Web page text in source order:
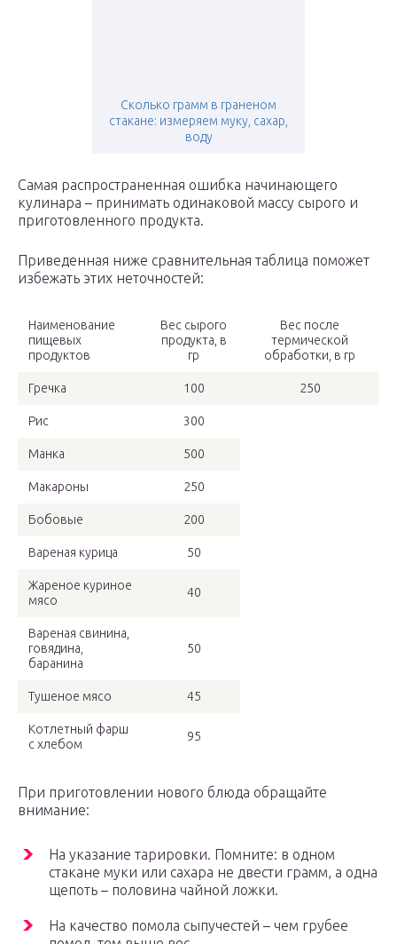
Сколько грамм в граненом
стакане: измеряем муку, сахар,
воду
Самая распространенная ошибка начинающего
кулинара – принимать одинаковой массу сырого и
приготовленного продукта.
Приведенная ниже сравнительная таблица поможет
избежать этих неточностей:
Наименование
пищевых
продуктов
Вес сырого
продукта, в
гр
Вес после
термической
обработки, в гр
Гречка 100 250
Рис 300
Манка 500
Макароны 250
Бобовые 200
Вареная курица 50
Жареное куриное
мясо
40
Вареная свинина,
говядина,
баранина
50
Тушеное мясо 45
Котлетный фарш
с хлебом
95
При приготовлении нового блюда обращайте
внимание:
На указание тарировки. Помните: в одном
стакане муки или сахара не двести грамм, а одна
щепоть – половина чайной ложки.
На качество помола сыпучестей – чем грубее